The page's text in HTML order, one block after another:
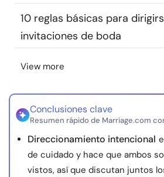
Idioma
nosotros
10 reglas básicas para
invitaciones de boda
View more
Conclusiones clave
Resumen rápido de Marriage.com
Direccionamiento intencional
de cuidado y hace que ambos
vistos, así que discutan juntos